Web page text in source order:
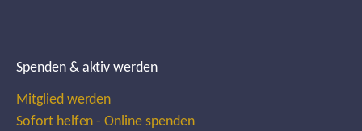
Spenden & aktiv werden
Mitglied werden
Sofort helfen - Online spenden